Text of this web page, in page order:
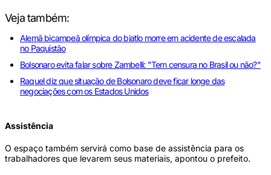
Veja também:
Alemã bicampeã olímpica do biatlo morre em acidente de escalada
no Paquistão
Bolsonaro evita falar sobre Zambelli: "Tem censura no Brasil ou não?"
Raquel diz que situação de Bolsonaro deve ficar longe das
negociações com os Estados Unidos
Assistência
O espaço também servirá como base de assistência para os
trabalhadores que levarem seus materiais, apontou o prefeito.